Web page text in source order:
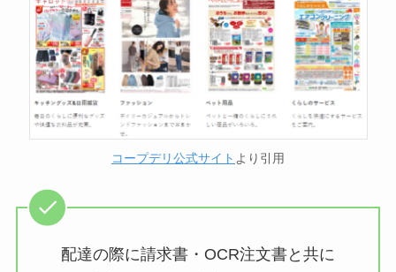
コープデリ公式サイト より引用
配達の際に請求書・OCR注文書と共に